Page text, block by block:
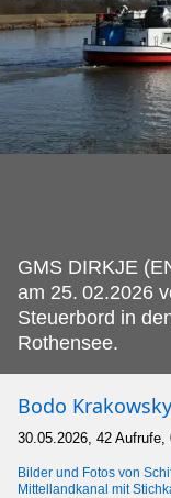
GMS DIRKJE
am 25. 02.2026
Steuerbord in
Rothensee.
Bodo Krakowsky
30.05.2026, 42 Aufrufe,
Bilder und Fotos von
Mittellandkanal mit